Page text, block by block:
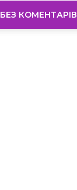
БЕЗ КОМЕНТАРІВ